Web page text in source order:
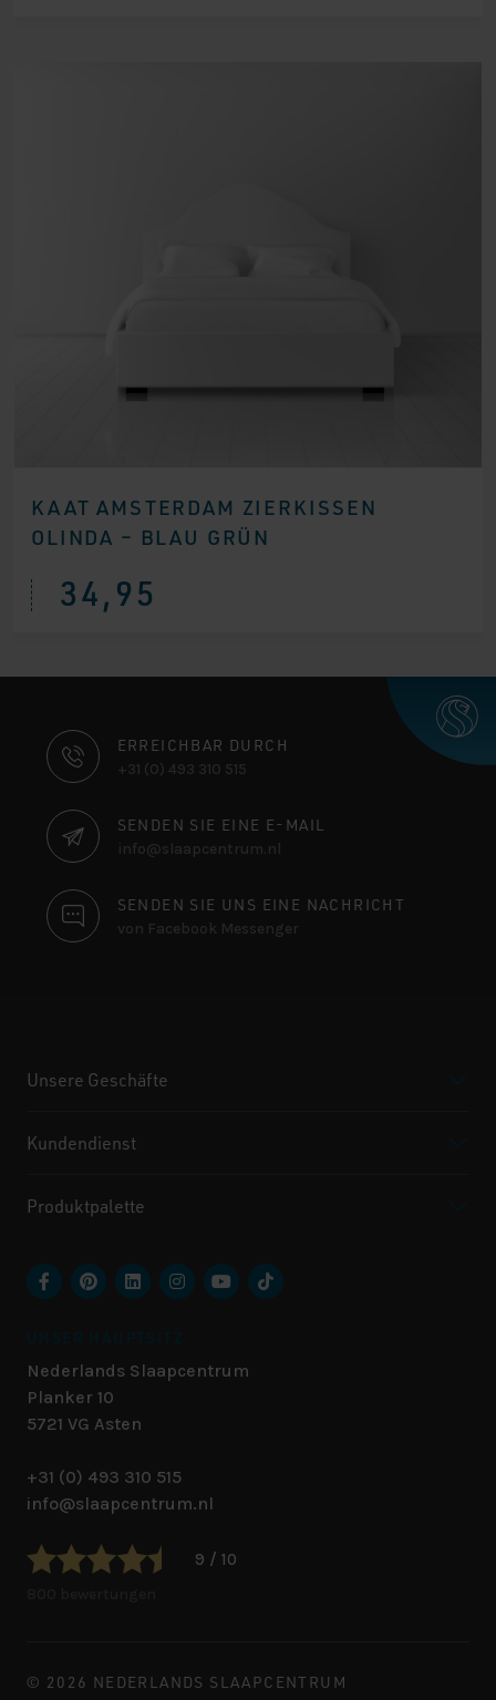
KAAT AMSTERDAM ZIERKISSEN
OLINDA – BLAU GRÜN
34,95
KONTAKTINFORMATIONEN
ERREICHBAR DURCH
+31 (0) 493 310 515
SENDEN SIE EINE E-MAIL
info@slaapcentrum.nl
SENDEN SIE UNS EINE NACHRICHT
von Facebook Messenger
Unsere Geschäfte
Kundendienst
Produktpalette
Nederlands Slaapcentrum
Planker 10
5721 VG Asten
+31 (0) 493 310 515
info@slaapcentrum.nl
9 / 10
© 2026 NEDERLANDS SLAAPCENTRUM